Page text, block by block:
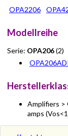
OPA2206
Modellreihe
Serie: OPA206(2)
Amplifiers >
amps